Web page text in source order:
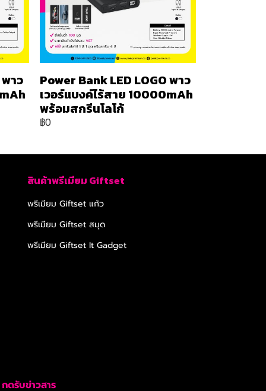
พาว
Power Bank LED LOGO พาว
เวอร์แบงค์ไร้สาย 10000mAh
พร้อมสกรีนโลโก้
฿0
สินค้าพรีเมียม Giftset
พรีเมียม Giftset แก้ว
พรีเมียม Giftset สมุด
พรีเมียม Giftset It Gadget
กดรับข่าวสาร